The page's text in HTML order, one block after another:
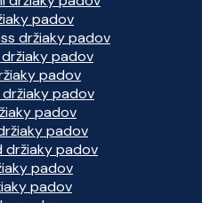
padov
držiaky padov
padov
padov
padov
padov
padov
držiaky padov
padov
padov